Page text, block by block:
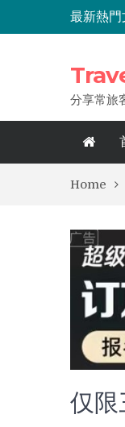
最新熱門
分享常旅
Home
仅